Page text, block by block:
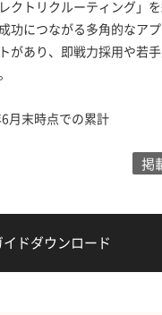
クトリクルーティング」
功につながる多角的なア
があり、即戦力採用や若
月末時点での累計
掲
イドダウンロード